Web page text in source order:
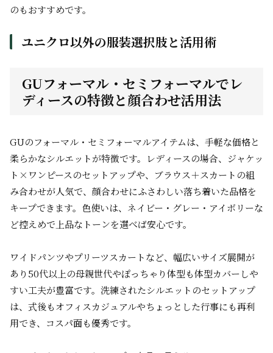
のもおすすめです。
ユニクロ以外の服装選択肢と活用術
GUフォーマル・セミフォーマルでレ
ディースの特徴と顔合わせ活用法
GUのフォーマル・セミフォーマルアイテムは、手軽な価格と
柔らかなシルエットが特徴です。レディースの場合、ジャケッ
ト×ワンピースのセットアップや、ブラウス＋スカートの組
み合わせが人気で、顔合わせにふさわしい落ち着いた品格を
キープできます。色使いは、ネイビー・グレー・アイボリーな
ど控えめで上品なトーンを選べば安心です。
ワイドパンツやプリーツスカートなど、幅広いサイズ展開が
あり50代以上の母親世代やぽっちゃり体型も体型カバーしや
すい工夫が豊富です。洗練されたシルエットのセットアップ
は、式後もオフィスカジュアルやちょっとした行事にも再利
用でき、コスパ面も優秀です。